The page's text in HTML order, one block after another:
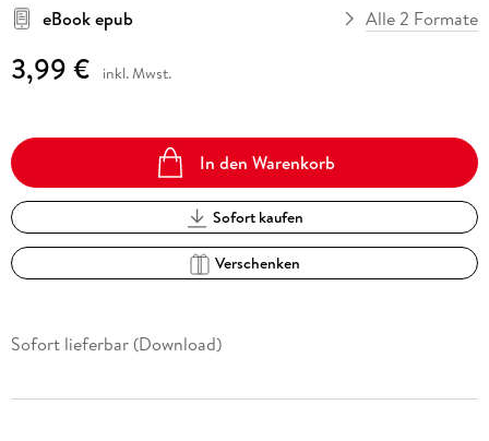
eBook epub
Alle 2 Formate
3,99 € inkl. Mwst.
In den Warenkorb
Sofort kaufen
Verschenken
Sofort lieferbar (Download)